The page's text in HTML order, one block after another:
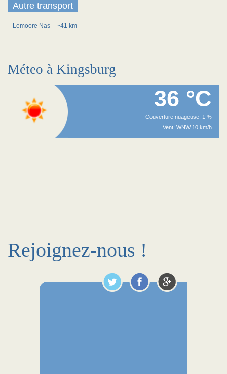
Autre transport
Lemoore Nas ~41 km
Méteo à Kingsburg
36 °C
Couverture nuageuse: 1 %
Vent: WNW 10 km/h
Rejoignez-nous !